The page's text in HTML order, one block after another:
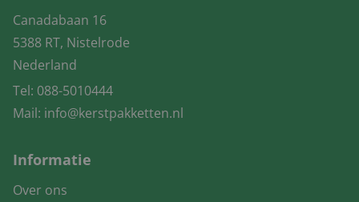
Canadabaan 16
5388 RT, Nistelrode
Nederland
Tel: 088-5010444
Mail: info@kerstpakketten.nl
Informatie
Over ons